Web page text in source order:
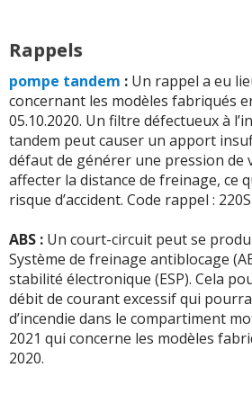
2023, alternateur qui vient de
+ d'INFOSsur la déclinaison1.6
ch>>
Rappels
pompe tandem : Un rappel a eu
concernant les modèles fabriqués
05.10.2020. Un filtre défectueux à
tandem peut causer un apport
défaut de générer une pression de
affecter la distance de freinage, ce
risque d’accident. Code rappel :
ABS : Un court-circuit peut se
Système de freinage antiblocage
stabilité électronique (ESP). Cela
débit de courant excessif qui
d’incendie dans le compartiment
2021 qui concerne les modèles
2020.